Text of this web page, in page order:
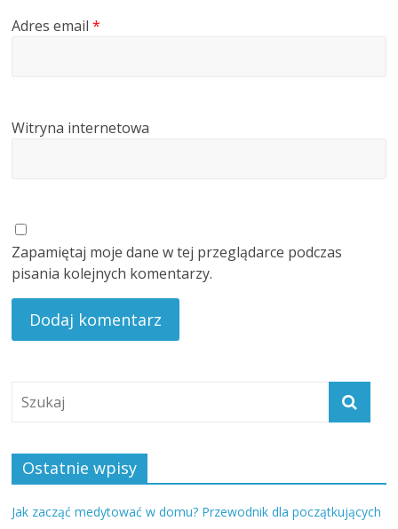
Adres email*
Witryna internetowa
Zapamiętaj moje dane w tej przeglądarce podczas
pisania kolejnych komentarzy.
Ostatnie wpisy
Jak zacząć medytować w domu? Przewodnik dla początkujących